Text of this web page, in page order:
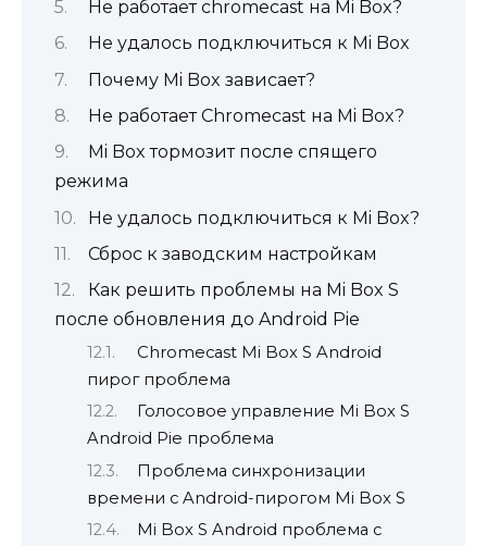
Не работает chromecast на Mi Box?
Не удалось подключиться к Mi Box
Почему Mi Box зависает?
Не работает Chromecast на Mi Box?
Mi Box тормозит после спящего
режима
Не удалось подключиться к Mi Box?
Сброс к заводским настройкам
Как решить проблемы на Mi Box S
после обновления до Android Pie
Chromecast Mi Box S Android
пирог проблема
Голосовое управление Mi Box S
Android Pie проблема
Проблема синхронизации
времени с Android-пирогом Mi Box S
Mi Box S Android проблема с